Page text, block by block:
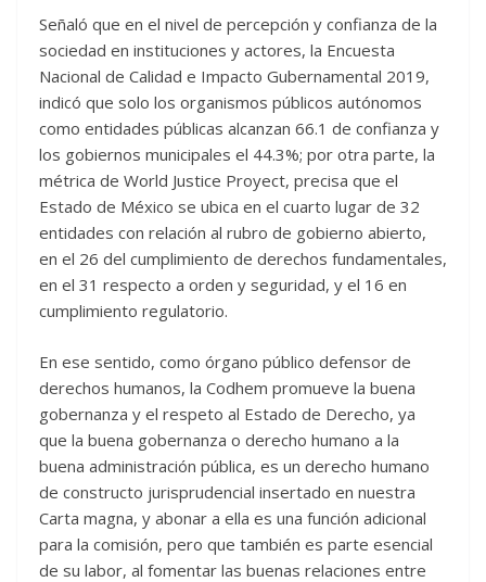
Señaló que en el nivel de percepción y confianza de la
sociedad en instituciones y actores, la Encuesta
Nacional de Calidad e Impacto Gubernamental 2019,
indicó que solo los organismos públicos autónomos
como entidades públicas alcanzan 66.1 de confianza y
los gobiernos municipales el 44.3%; por otra parte, la
métrica de World Justice Proyect, precisa que el
Estado de México se ubica en el cuarto lugar de 32
entidades con relación al rubro de gobierno abierto,
en el 26 del cumplimiento de derechos fundamentales,
en el 31 respecto a orden y seguridad, y el 16 en
cumplimiento regulatorio.
En ese sentido, como órgano público defensor de
derechos humanos, la Codhem promueve la buena
gobernanza y el respeto al Estado de Derecho, ya
que la buena gobernanza o derecho humano a la
buena administración pública, es un derecho humano
de constructo jurisprudencial insertado en nuestra
Carta magna, y abonar a ella es una función adicional
para la comisión, pero que también es parte esencial
de su labor, al fomentar las buenas relaciones entre